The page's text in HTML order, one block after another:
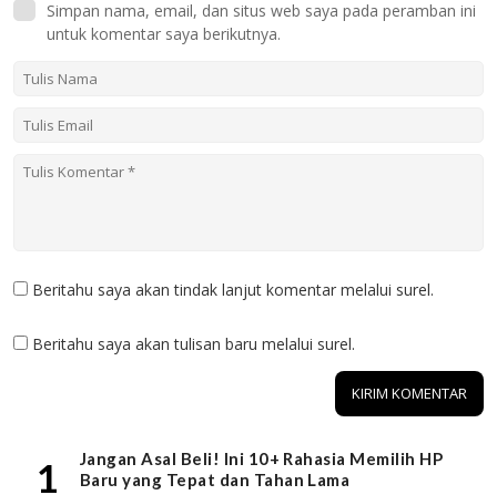
Simpan nama, email, dan situs web saya pada peramban ini
untuk komentar saya berikutnya.
Beritahu saya akan tindak lanjut komentar melalui surel.
Beritahu saya akan tulisan baru melalui surel.
1
Jangan Asal Beli! Ini 10+ Rahasia Memilih HP
Baru yang Tepat dan Tahan Lama